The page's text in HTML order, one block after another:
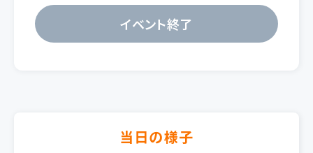
イベント終了
当日の様子